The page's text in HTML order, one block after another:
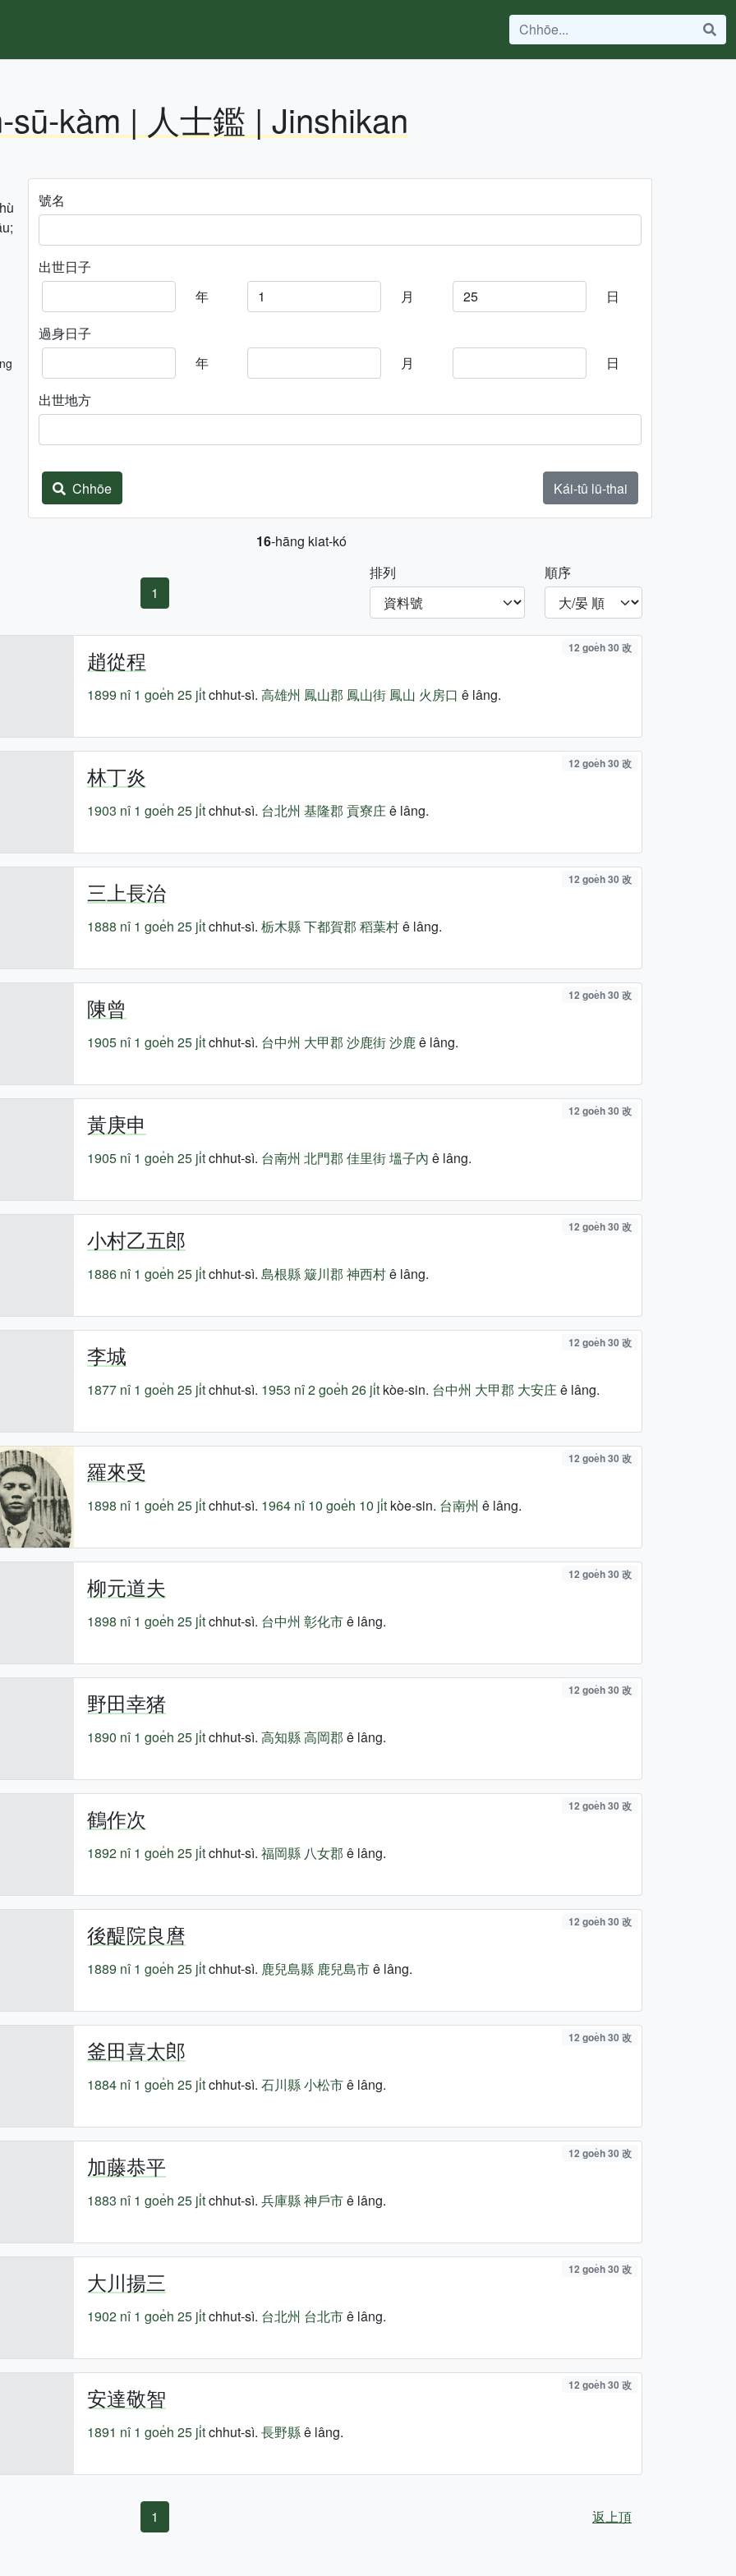
sū-kàm | 人士鑑 | Jinshikan
號名
出世日子
年
月
日
過身日子
年
月
日
出世地方
Chhōe Kái-tû lū-thai
16-hāng kiat-kó
1
排列 順序
趙從程 12 goe̍h 30 改
1899 nî 1 goe̍h 25 ji̍tchhut-sì.高雄州 鳳山郡 鳳山街 鳳山 火房口 ê lâng.
林丁炎 12 goe̍h 30 改
1903 nî 1 goe̍h 25 ji̍tchhut-sì. 台北州 基隆郡 貢寮庄ê lâng.
三上長治 12 goe̍h 30 改
1888 nî 1 goe̍h 25 ji̍tchhut-sì.栃木縣下都賀郡 稻葉村ê lâng.
陳曾 12 goe̍h 30 改
1905 nî 1 goe̍h 25 ji̍tchhut-sì. 台中州 大甲郡 沙鹿街沙鹿ê lâng.
黃庚申 12 goe̍h 30 改
1905 nî 1 goe̍h 25 ji̍tchhut-sì. 台南州 北門郡 佳里街塭子內 ê lâng.
小村乙五郎 12 goe̍h 30 改
1886 nî 1 goe̍h 25 ji̍tchhut-sì.島根縣簸川郡 神西村ê lâng.
李城 12 goe̍h 30 改
1877 nî 1 goe̍h 25 ji̍tchhut-sì. 1953 nî2 goe̍h 26 ji̍t kòe-sin. 台中州 大甲郡 大安庄ê lâng.
羅來受 12 goe̍h 30 改
1898 nî 1 goe̍h 25 ji̍tchhut-sì. 1964 nî 10 goe̍h 10 ji̍t kòe-sin. 台南州 ê lâng.
柳元道夫 12 goe̍h 30 改
1898 nî 1 goe̍h 25 ji̍tchhut-sì. 台中州 彰化市ê lâng.
野田幸猪 12 goe̍h 30 改
1890 nî 1 goe̍h 25 ji̍tchhut-sì.高知縣高岡郡 ê lâng.
鶴作次 12 goe̍h 30 改
1892 nî 1 goe̍h 25 ji̍tchhut-sì.福岡縣 八女郡 ê lâng.
後醍院良麿 12 goe̍h 30 改
1889 nî 1 goe̍h 25 ji̍tchhut-sì. 鹿兒島縣 鹿兒島市ê lâng.
釜田喜太郎 12 goe̍h 30 改
1884 nî 1 goe̍h 25 ji̍tchhut-sì.石川縣小松市ê lâng.
加藤恭平 12 goe̍h 30 改
1883 nî 1 goe̍h 25 ji̍tchhut-sì.兵庫縣神戶市ê lâng.
大川揚三 12 goe̍h 30 改
1902 nî 1 goe̍h 25 ji̍tchhut-sì. 台北州 台北市ê lâng.
安達敬智 12 goe̍h 30 改
1891 nî 1 goe̍h 25 ji̍tchhut-sì.長野縣ê lâng.
1 返上頂